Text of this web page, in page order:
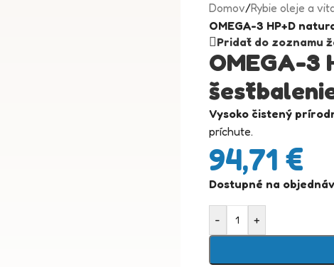
Domov/Rybie oleje a
OMEGA-3 HP+D
Pridať do zoznamu
OMEGA-3
Vysoko čistený
príchute.
94,71 €
Dostupné na
- +